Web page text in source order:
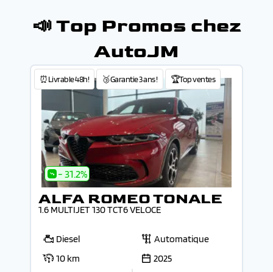
📣 Top Promos chez
AutoJM
⏰Livrable 48h! 🥉Garantie 3 ans ! 🏆Top ventes
- 31.2%
ALFA ROMEO TONALE
1.6 MULTIJET 130 TCT6 VELOCE
Diesel
Automatique
10 km
2025